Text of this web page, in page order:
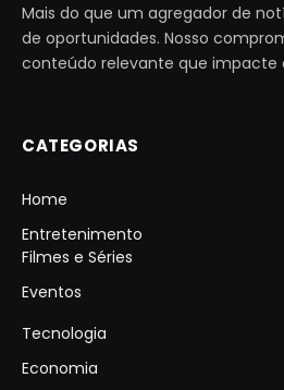
Mais do que um agregador de
de oportunidades. Nosso
conteúdo relevante que impacte
CATEGORIAS
Home
Entretenimento
Filmes e Séries
Eventos
Tecnologia
Economia